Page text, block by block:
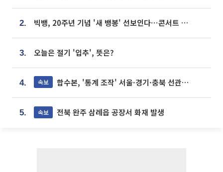
2. 빅뱅, 20주년 기념 '새 뱅봉' 선보인다⋯콘서트 앞두고 팝업 개최
3. 오늘은 절기 '입추', 뜻은?
4. 속보 합수본, '통계 조작' 서울·경기·충북 선관위 등 추가 압수수색
5. 속보 전북 완주 삼례읍 공장서 화재 발생